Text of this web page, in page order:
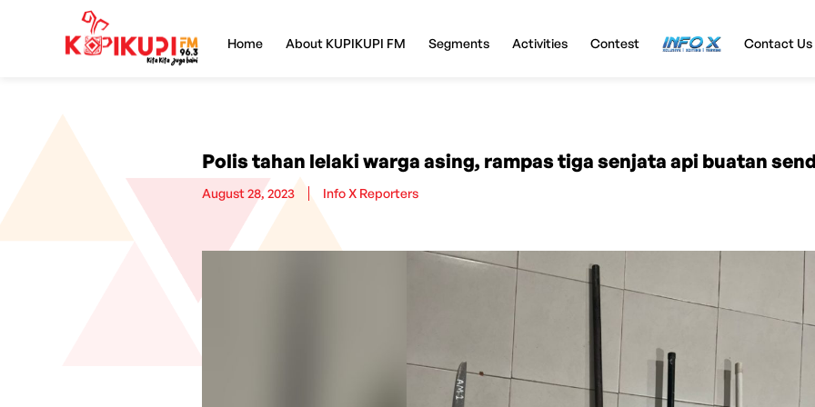
Home About KUPIKUPI FM Segments Activities Contest InfoX Contact Us
Polis tahan lelaki warga asing, rampas tiga senjata api buatan
August 28, 2023 Info X Reporters